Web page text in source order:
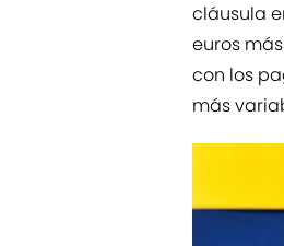
cláusula
euros
con los
más